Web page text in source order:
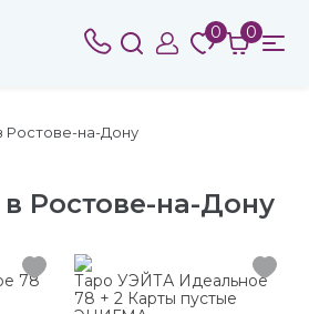
0 0
Ростове-на-Дону
Ростове-на-Дону
78
Таро УЭЙТА Идеальное
78 + 2 Карты пустые